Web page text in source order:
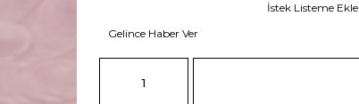
İstek Listeme Ekle
Gelince Haber Ver